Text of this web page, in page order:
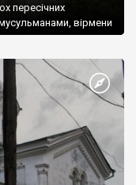
пересічних
вірмени